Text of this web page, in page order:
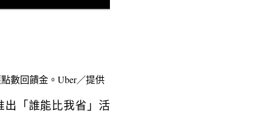
數回饋金。Uber／提供
出「誰能比我省」活